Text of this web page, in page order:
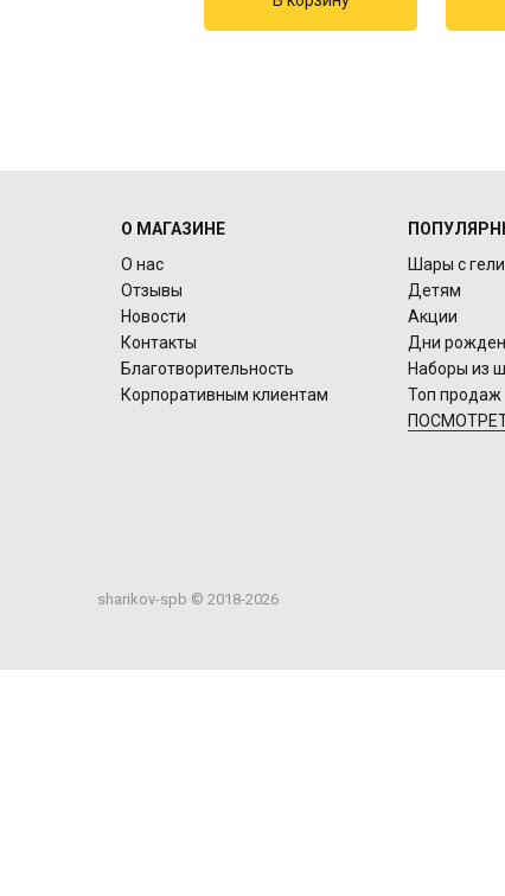
О МАГАЗИНЕ
О нас
Отзывы
Новости
Контакты
Благотворительность
Корпоративным клиентам
Шары с
Детям
Акции
Дни
Наборы из
Топ продаж
sharikov-spb © 2018-2026